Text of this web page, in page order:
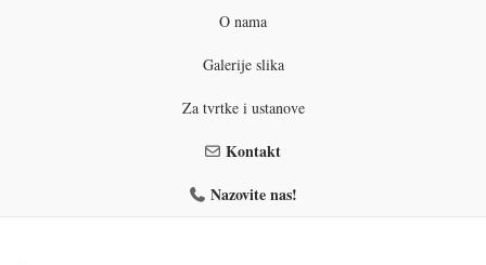
O nama
Galerije slika
Za tvrtke i ustanove
Kontakt
Nazovite nas!